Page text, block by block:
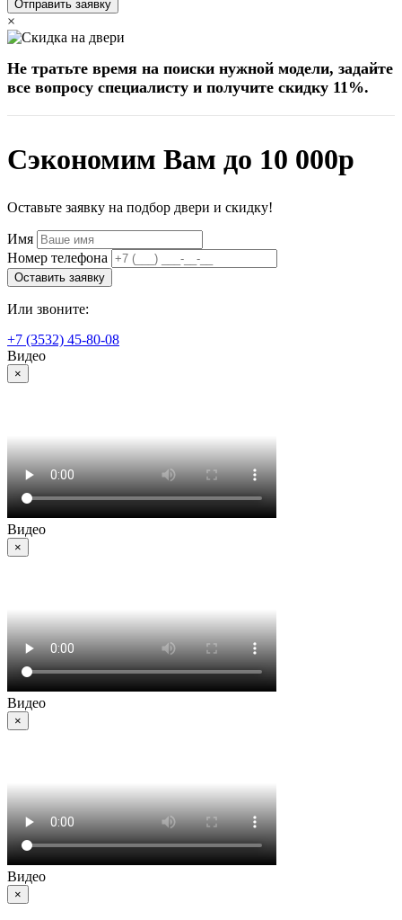
Отправить заявку
×
Не тратьте время на поиски нужной модели, задайте
все вопросу специалисту и получите скидку 11%.
Сэкономим Вам до 10 000р
Оставьте заявку на подбор двери и скидку!
Имя
Номер телефона
Оставить заявку
Или звоните:
+7 (3532) 45-80-08
Видео
×
Видео
×
Видео
×
Видео
×